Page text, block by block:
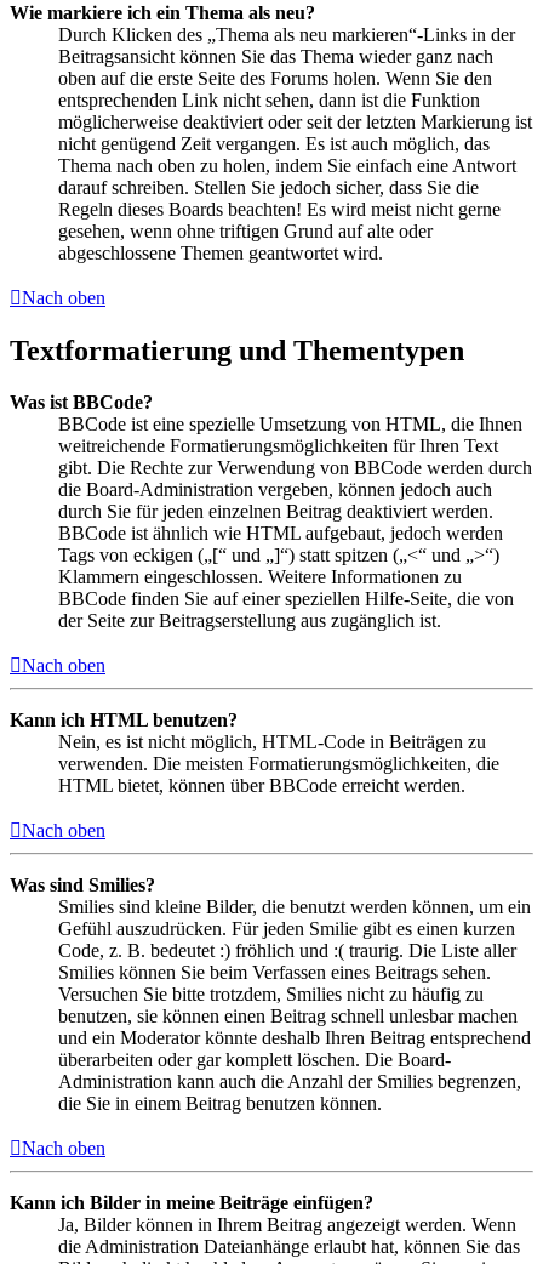
Wie markiere ich ein Thema als neu?
Durch Klicken des „Thema als neu markieren“-Links in der
Beitragsansicht können Sie das Thema wieder ganz nach
oben auf die erste Seite des Forums holen. Wenn Sie den
entsprechenden Link nicht sehen, dann ist die Funktion
möglicherweise deaktiviert oder seit der letzten Markierung ist
nicht genügend Zeit vergangen. Es ist auch möglich, das
Thema nach oben zu holen, indem Sie einfach eine Antwort
darauf schreiben. Stellen Sie jedoch sicher, dass Sie die
Regeln dieses Boards beachten! Es wird meist nicht gerne
gesehen, wenn ohne triftigen Grund auf alte oder
abgeschlossene Themen geantwortet wird.
Nach oben
Textformatierung und Thementypen
Was ist BBCode?
BBCode ist eine spezielle Umsetzung von HTML, die Ihnen
weitreichende Formatierungsmöglichkeiten für Ihren Text
gibt. Die Rechte zur Verwendung von BBCode werden durch
die Board-Administration vergeben, können jedoch auch
durch Sie für jeden einzelnen Beitrag deaktiviert werden.
BBCode ist ähnlich wie HTML aufgebaut, jedoch werden
Tags von eckigen („[“ und „]“) statt spitzen („<“ und „>“)
Klammern eingeschlossen. Weitere Informationen zu
BBCode finden Sie auf einer speziellen Hilfe-Seite, die von
der Seite zur Beitragserstellung aus zugänglich ist.
Nach oben
Kann ich HTML benutzen?
Nein, es ist nicht möglich, HTML-Code in Beiträgen zu
verwenden. Die meisten Formatierungsmöglichkeiten, die
HTML bietet, können über BBCode erreicht werden.
Nach oben
Was sind Smilies?
Smilies sind kleine Bilder, die benutzt werden können, um ein
Gefühl auszudrücken. Für jeden Smilie gibt es einen kurzen
Code, z. B. bedeutet :) fröhlich und :( traurig. Die Liste aller
Smilies können Sie beim Verfassen eines Beitrags sehen.
Versuchen Sie bitte trotzdem, Smilies nicht zu häufig zu
benutzen, sie können einen Beitrag schnell unlesbar machen
und ein Moderator könnte deshalb Ihren Beitrag entsprechend
überarbeiten oder gar komplett löschen. Die Board-
Administration kann auch die Anzahl der Smilies begrenzen,
die Sie in einem Beitrag benutzen können.
Nach oben
Kann ich Bilder in meine Beiträge einfügen?
Ja, Bilder können in Ihrem Beitrag angezeigt werden. Wenn
die Administration Dateianhänge erlaubt hat, können Sie das